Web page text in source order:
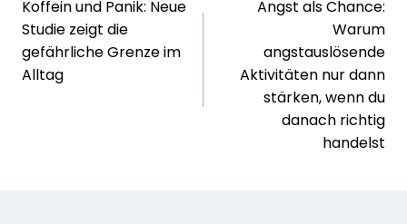
Koffein und Panik: Neue
Studie zeigt die
gefährliche Grenze im
Alltag
Angst als Chance:
Warum
angstauslösende
Aktivitäten nur dann
stärken, wenn du
danach richtig
handelst